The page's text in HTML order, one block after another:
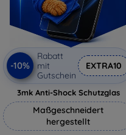
-10%
Rabatt
mit
Gutschein
EXTRA10
3mk Anti-Shock Schutzglas
Maßgeschneidert
hergestellt